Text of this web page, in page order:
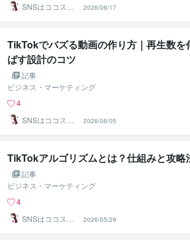
SNSはココスル
サポート実績1万
件以上
2026/06/17
TikTokでバズる動画の作り方｜再生数を
ばす設計のコツ
記事
ビジネス・マーケティング
4
SNSはココスル
サポート実績1万
件以上
2026/06/05
TikTokアルゴリズムとは？仕組みと攻略
記事
ビジネス・マーケティング
4
SNSはココスル
サポート実績1万
件以上
2026/05/29